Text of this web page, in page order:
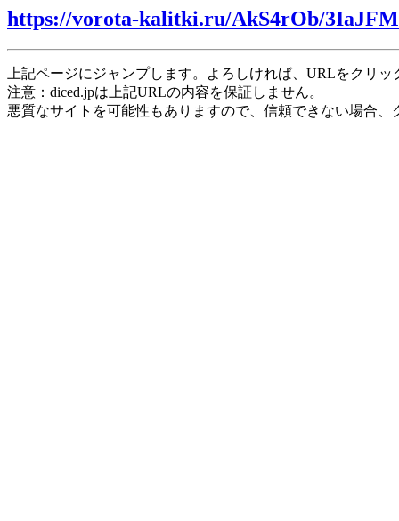
https://vorota-kalitki.ru/AkS4rOb/
上記ページにジャンプします。よろしければ、URLをクリ
注意：diced.jpは上記URLの内容を保証しません。
悪質なサイトを可能性もありますので、信頼できない場合、